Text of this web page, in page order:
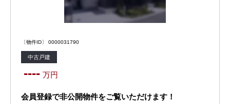
〔物件ID〕 0000031790
中古戸建
---- 万円
会員登録で非公開物件をご覧いただけます！